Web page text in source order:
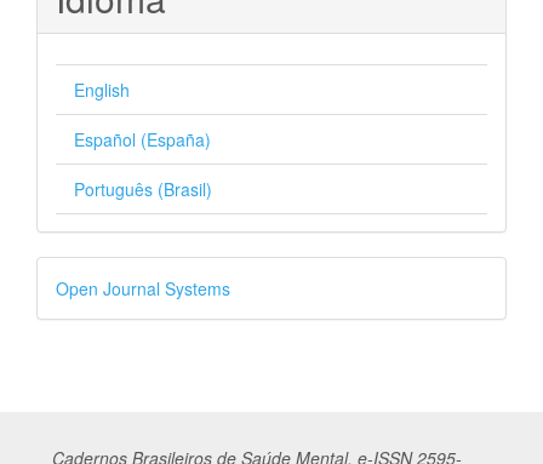
English
Español (España)
Português (Brasil)
Desenvolvido
por
Open Journal Systems
Cadernos Brasileiros de Saúde Mental, e-ISSN 2595-